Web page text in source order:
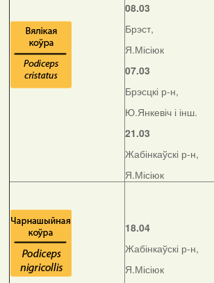
08.03
Брэст,
Я.Місіюк
07.03
Брэсцкі р-н,
Ю.Янкевіч і інш.
21.03
Жабінкаўскі р-н,
Я.Місіюк
18.04
Жабінкаўскі р-н,
Я.Місіюк